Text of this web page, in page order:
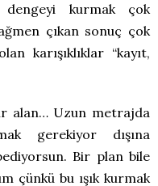
dengeyi kurmak çok
çıkan sonuç çok
karışıklıklar “kayıt,
alan… Uzun metrajda
gerekiyor dışına
Bir plan bile
çünkü bu ışık kurmak